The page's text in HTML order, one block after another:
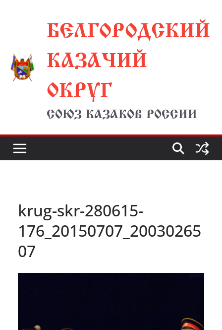
содержимомуБЕЛГОРОДСКИЙ
КАЗАЧИЙ
ОКРУГ
СОЮЗ КАЗАКОВ РОССИИ
krug-skr-280615-
176_20150707_20030265
07